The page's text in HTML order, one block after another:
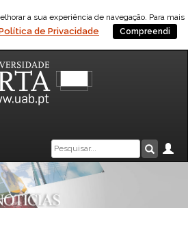
a sua experiência de navegação. Para mais
de Privacidade Compreendi
Caixa
de
pesquisa